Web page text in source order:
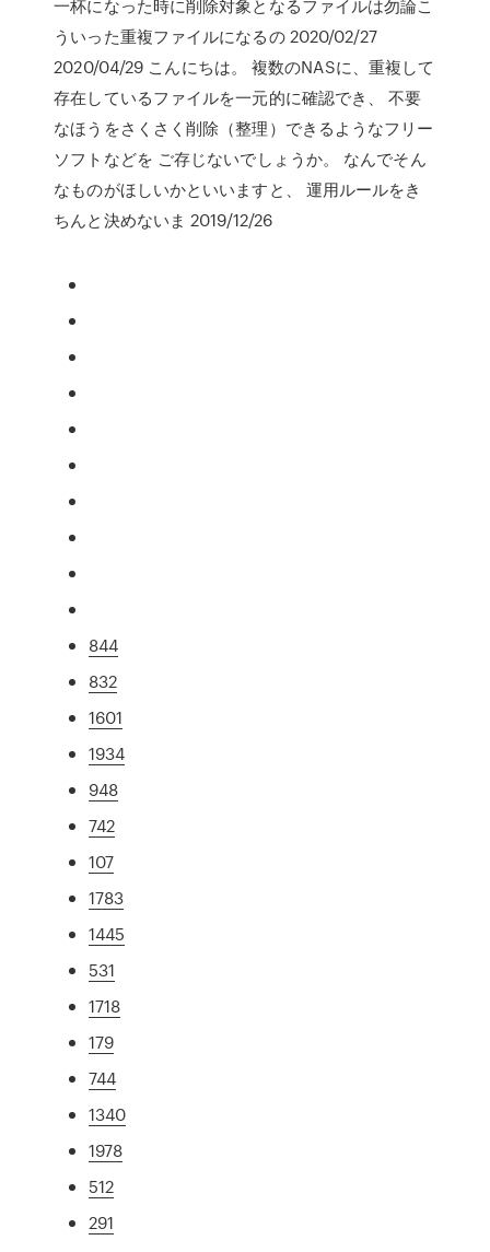
一杯になった時に削除対象となるファイルは勿論こ
ういった重複ファイルになるの 2020/02/27
2020/04/29 こんにちは。 複数のNASに、重複して
存在しているファイルを一元的に確認でき、 不要
なほうをさくさく削除（整理）できるようなフリー
ソフトなどを ご存じないでしょうか。 なんでそん
なものがほしいかといいますと、 運用ルールをき
ちんと決めないま 2019/12/26
844
832
1601
1934
948
742
107
1783
1445
531
1718
179
744
1340
1978
512
291